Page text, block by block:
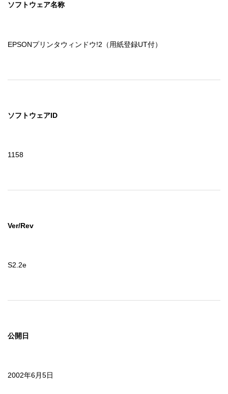
ソフトウェア名称
EPSONプリンタウィンドウ!2（用紙登録UT付）
ソフトウェアID
1158
Ver/Rev
S2.2e
公開日
2002年6月5日